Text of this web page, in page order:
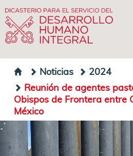
Noticias
2024
Reunión de agentes
Obispos de Frontera entre
México